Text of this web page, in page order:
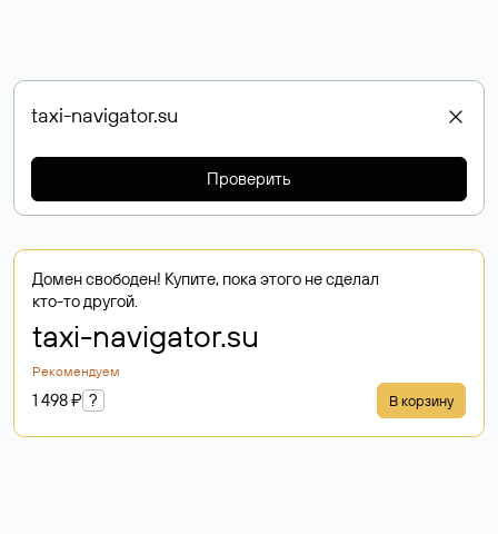
Проверить
Домен свободен! Купите, пока этого не сделал
кто-то другой.
taxi-navigator.su
Рекомендуем
1 498 ₽ ? В корзину